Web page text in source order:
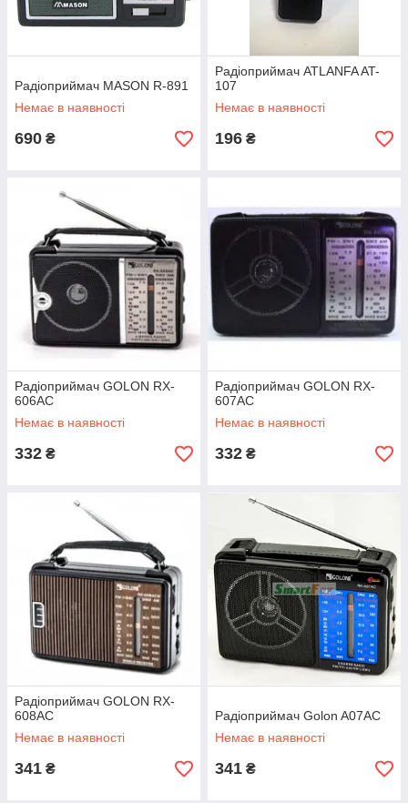
Радіоприймач MASON R-891
Немає в наявності
690 ₴
Радіоприймач ATLANFA AT-
107
Немає в наявності
196 ₴
Радіоприймач GOLON RX-
606AC
Немає в наявності
332 ₴
Радіоприймач GOLON RX-
607AC
Немає в наявності
332 ₴
Радіоприймач GOLON RX-
608AC
Немає в наявності
341 ₴
Радіоприймач Golon A07AC
Немає в наявності
341 ₴